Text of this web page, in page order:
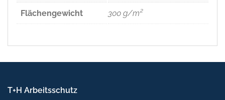
Flächengewicht 300 g/m²
T+H Arbeitsschutz